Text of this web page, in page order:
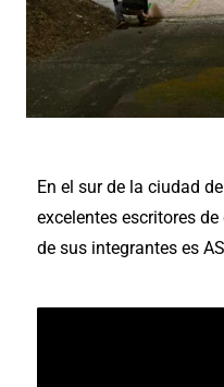
En el sur de la ciudad
excelentes escritores
de sus integrantes es